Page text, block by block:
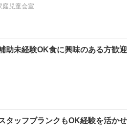
庭児童会室
助未経験OK食に興味のある方歓迎
タッフブランクもOK経験を活かせ